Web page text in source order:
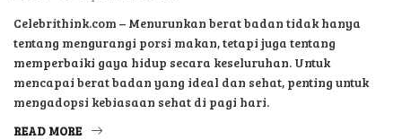
Celebrithink.com – Menurunkan berat badan tidak hanya
tentang mengurangi porsi makan, tetapi juga tentang
memperbaiki gaya hidup secara keseluruhan. Untuk
mencapai berat badan yang ideal dan sehat, penting untuk
mengadopsi kebiasaan sehat di pagi hari.
READ MORE